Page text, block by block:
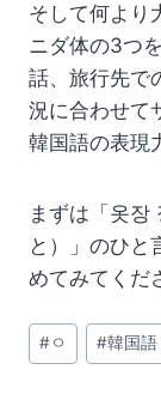
そして何より
ニダ体の3つ
話、旅行先で
況に合わせて
韓国語の表現
まずは「옷장
と）」のひと
めてみてくだ
投
稿
#ㅇ #韓国語